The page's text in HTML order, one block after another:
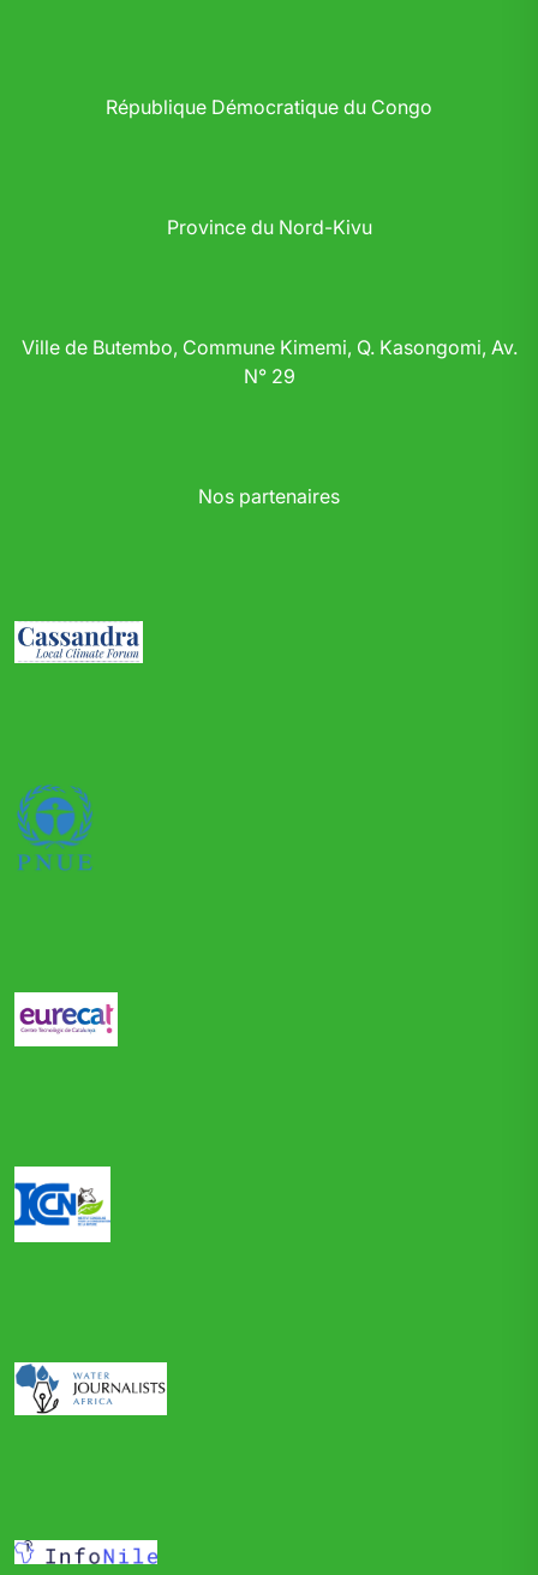
République Démocratique du Congo
Province du Nord-Kivu
Ville de Butembo, Commune Kimemi, Q. Kasongomi, Av.
N° 29
Nos partenaires